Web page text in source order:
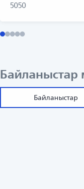
5050
Байланыстар
Байланыстар